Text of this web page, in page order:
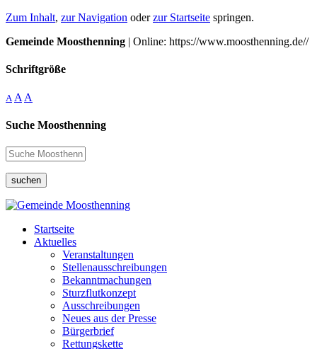
Zum Inhalt, zur Navigation oderzur Startseite springen.
Gemeinde Moosthenning | Online: https://www.moosthenning.de//
Schriftgröße
A A A
Suche Moosthenning
suchen
Startseite
Aktuelles
Veranstaltungen
Stellenausschreibungen
Bekanntmachungen
Sturzflutkonzept
Ausschreibungen
Neues aus der Presse
Bürgerbrief
Rettungskette